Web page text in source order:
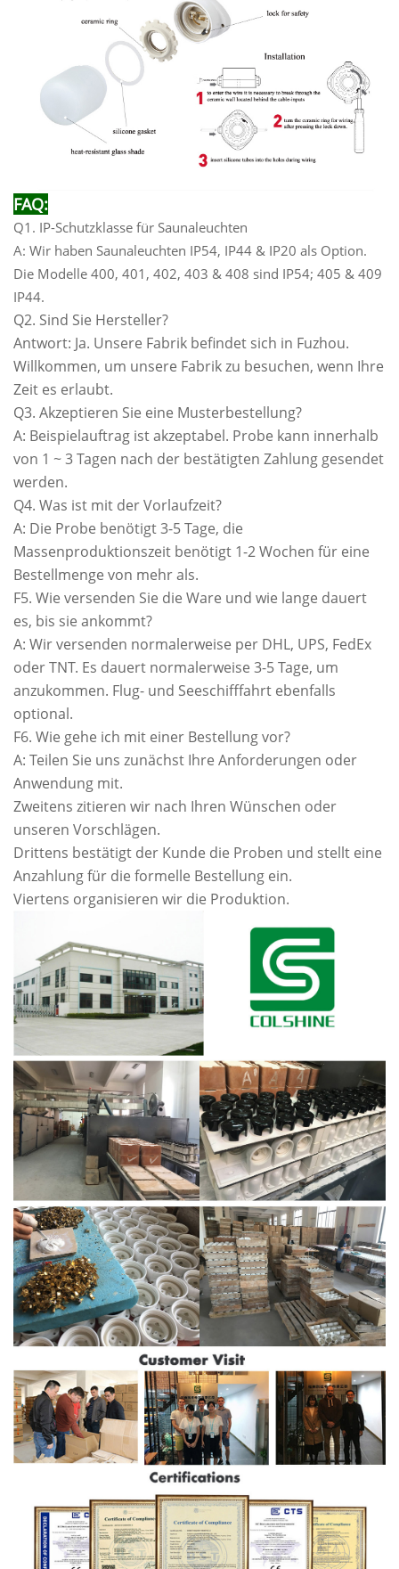
FAQ:
Q1. IP-Schutzklasse für Saunaleuchten
A: Wir haben Saunaleuchten IP54, IP44 & IP20 als Option.
Die Modelle 400, 401, 402, 403 & 408 sind IP54; 405 & 409
IP44.
Q2. Sind Sie Hersteller?
Antwort: Ja. Unsere Fabrik befindet sich in Fuzhou.
Willkommen, um unsere Fabrik zu besuchen, wenn Ihre
Zeit es erlaubt.
Q3. Akzeptieren Sie eine Musterbestellung?
A: Beispielauftrag ist akzeptabel. Probe kann innerhalb
von 1 ~ 3 Tagen nach der bestätigten Zahlung gesendet
werden.
Q4. Was ist mit der Vorlaufzeit?
A: Die Probe benötigt 3-5 Tage, die
Massenproduktionszeit benötigt 1-2 Wochen für eine
Bestellmenge von mehr als.
F5. Wie versenden Sie die Ware und wie lange dauert
es, bis sie ankommt?
A: Wir versenden normalerweise per DHL, UPS, FedEx
oder TNT. Es dauert normalerweise 3-5 Tage, um
anzukommen. Flug- und Seeschifffahrt ebenfalls
optional.
F6. Wie gehe ich mit einer Bestellung vor?
A: Teilen Sie uns zunächst Ihre Anforderungen oder
Anwendung mit.
Zweitens zitieren wir nach Ihren Wünschen oder
unseren Vorschlägen.
Drittens bestätigt der Kunde die Proben und stellt eine
Anzahlung für die formelle Bestellung ein.
Viertens organisieren wir die Produktion.